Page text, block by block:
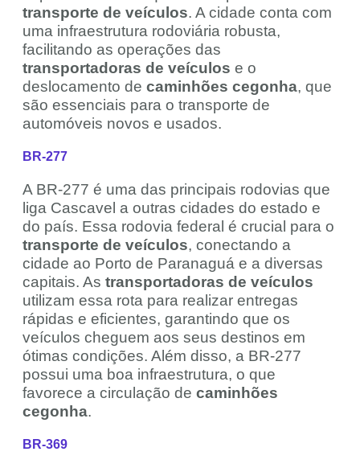
transporte de veículos. A cidade conta com
uma infraestrutura rodoviária robusta,
facilitando as operações das
transportadoras de veículos e o
deslocamento de caminhões cegonha, que
são essenciais para o transporte de
automóveis novos e usados.
BR-277
A BR-277 é uma das principais rodovias que
liga Cascavel a outras cidades do estado e
do país. Essa rodovia federal é crucial para o
transporte de veículos, conectando a
cidade ao Porto de Paranaguá e a diversas
capitais. As transportadoras de veículos
utilizam essa rota para realizar entregas
rápidas e eficientes, garantindo que os
veículos cheguem aos seus destinos em
ótimas condições. Além disso, a BR-277
possui uma boa infraestrutura, o que
favorece a circulação de caminhões
cegonha.
BR-369